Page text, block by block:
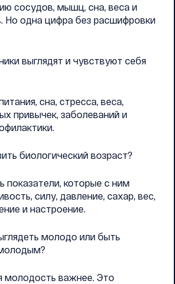
сосудов, мышц, сна, веса и
Но одна цифра без расшифровки
выглядят и чувствуют себя
сна, стресса, веса,
привычек, заболеваний и
биологический возраст?
показатели, которые с ним
силу, давление, сахар, вес,
и настроение.
молодо или быть
молодость важнее. Это